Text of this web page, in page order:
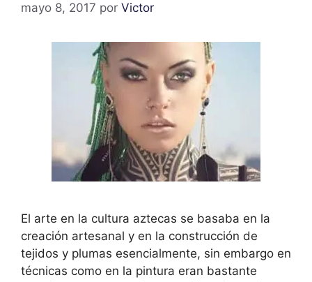
mayo 8, 2017 por Victor
El arte en la cultura aztecas se basaba en la
creación artesanal y en la construcción de
tejidos y plumas esencialmente, sin embargo en
técnicas como en la pintura eran bastante